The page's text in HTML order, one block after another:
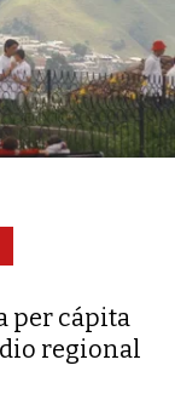
per cápita
regional